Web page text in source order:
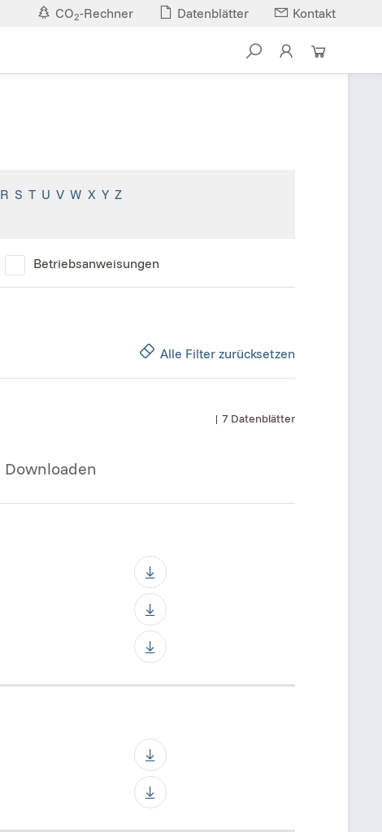
CO2-Rechner Datenblätter Kontakt
R S T U V W X Y Z
Betriebsanweisungen
Alle Filter zurücksetzen
| 7 Datenblätter
Downloaden